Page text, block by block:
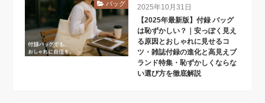
バッグ
2025年10月31日
【2025年最新版】付録 バッグ
は恥ずかしい？｜安っぽく見え
る原因とおしゃれに見せるコ
ツ・雑誌付録の進化と高見えブ
ランド特集・恥ずかしくならな
い選び方を徹底解説